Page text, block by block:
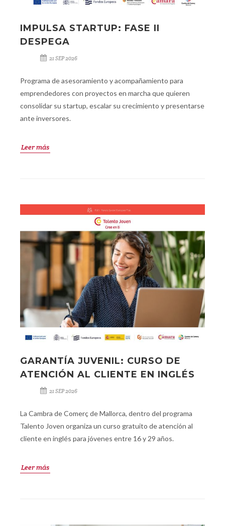
IMPULSA STARTUP: FASE II
DESPEGA
21 SEP 2026
Programa de asesoramiento y acompañamiento para
emprendedores con proyectos en marcha que quieren
consolidar su startup, escalar su crecimiento y presentarse
ante inversores.
Leer más
GARANTÍA JUVENIL: CURSO DE
ATENCIÓN AL CLIENTE EN INGLÉS
21 SEP 2026
La Cambra de Comerç de Mallorca, dentro del programa
Talento Joven organiza un curso gratuito de atención al
cliente en inglés para jóvenes entre 16 y 29 años.
Leer más